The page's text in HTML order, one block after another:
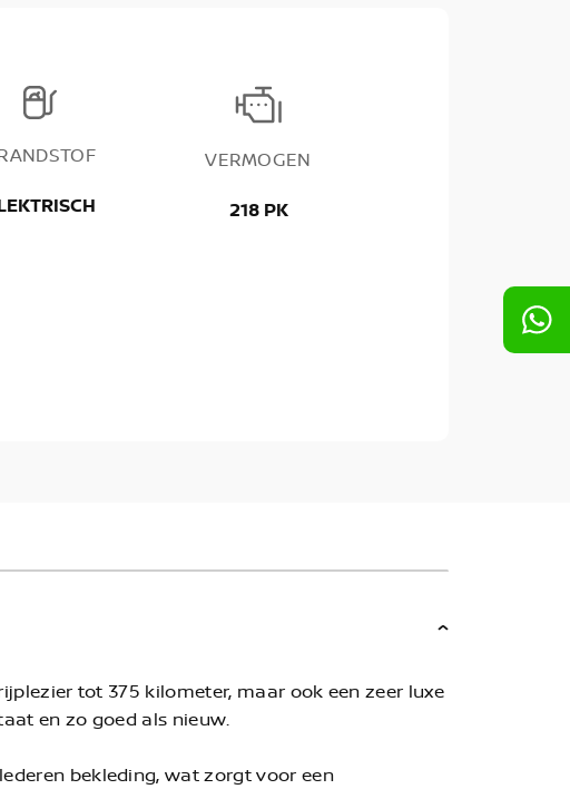
VERMOGEN
218 PK
tot 375 kilometer, maar ook een zeer luxe
en zo goed als nieuw.
bekleding, wat zorgt voor een